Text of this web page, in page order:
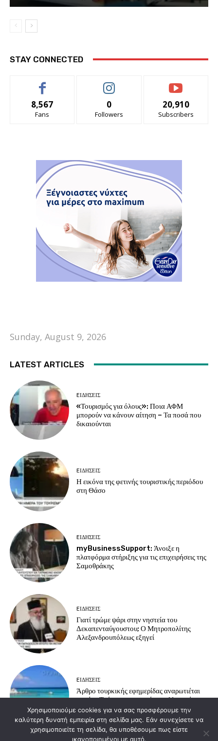
STAY CONNECTED
8,567
Fans
0
Followers
20,910
Subscribers
Sunday, August 9, 2026
LATEST ARTICLES
EΙΔΗΣΕΙΣ
«Τουρισμός για όλους»: Ποια ΑΦΜ
μπορούν να κάνουν αίτηση – Τα ποσά που
δικαιούνται
EΙΔΗΣΕΙΣ
Η εικόνα της φετινής τουριστικής περιόδου
στη Θάσο
EΙΔΗΣΕΙΣ
myBusinessSupport: Άνοιξε η
πλατφόρμα στήριξης για τις επιχειρήσεις της
Σαμοθράκης
EΙΔΗΣΕΙΣ
Γιατί τρώμε ψάρι στην νηστεία του
Δεκαπενταύγουστου; Ο Μητροπολίτης
Αλεξανδρουπόλεως εξηγεί
EΙΔΗΣΕΙΣ
Άρθρο τουρκικής εφημερίδας αναρωτιέται
γιατί οι Τούρκοι προτιμούν τα ελληνικά
νησιά για διακοπές
Χρησιμοποιούμε cookies για να σας προσφέρουμε την
καλύτερη δυνατή εμπειρία στη σελίδα μας. Εάν συνεχίσετε να
χρησιμοποιείτε τη σελίδα, θα υποθέσουμε πως είστε
ικανοποιημένοι με αυτό.